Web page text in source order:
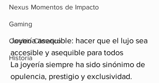
Nexus Momentos de Impacto
Gaming
Cambio Climatico
Historia
Joyería asequible: hacer que el lujo sea
accesible y asequible para todos
La joyería siempre ha sido sinónimo de
opulencia, prestigio y exclusividad.